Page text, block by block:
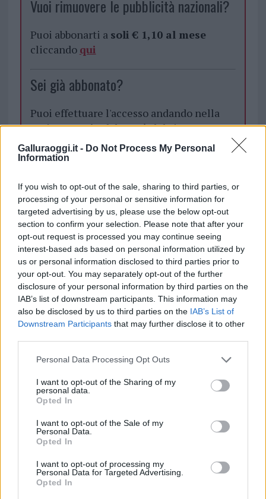
Galluraoggi.it - Do Not Process My Personal
Information
If you wish to opt-out of the sale, sharing to third parties, or
processing of your personal or sensitive information for
targeted advertising by us, please use the below opt-out
section to confirm your selection. Please note that after your
opt-out request is processed you may continue seeing
interest-based ads based on personal information utilized by
us or personal information disclosed to third parties prior to
your opt-out. You may separately opt-out of the further
disclosure of your personal information by third parties on the
IAB’s list of downstream participants. This information may
also be disclosed by us to third parties on the IAB’s List of
Downstream Participants that may further disclose it to other
Please note that this website/app uses one or more Google
not limited to your visit or usage behaviour. You may click to
grant or deny consent to Google and its third-party tags to
use your data for below specified purposes in below Google
consent section.
Personal Data Processing Opt Outs
I want to opt-out of the Sharing of my
personal data.
Opted In
I want to opt-out of the Sale of my
Personal Data.
Opted In
I want to opt-out of processing my
Personal Data for Targeted Advertising.
Opted In
Vuoi rimuovere le pubblicità nazionali?
Puoi abbonarti a soli € 1,10 al mese
cliccando qui
Sei già abbonato?
Puoi effettuare l'accesso andando nella
sezioneLogindal menù del sito o
cliccando qui
TEMI: Aga Khan Al-Thani
Costa Smeralda
Donald Trump
Tom Barrack
Notizie in tempo reale?
Entra nel canale telegram di
GalluraOggi.it
Inviaci le tue segnalazioni,
345 356 7512
Ricevi le nostre ultime news
daGoogle News